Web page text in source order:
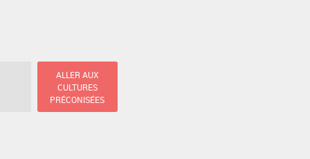
ALLER AUX
CULTURES
PRÉCONISÉES